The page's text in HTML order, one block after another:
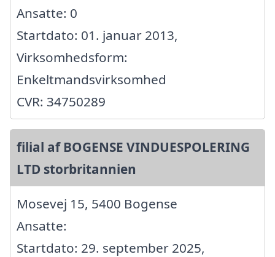
Ansatte: 0
Startdato: 01. januar 2013,
Virksomhedsform:
Enkeltmandsvirksomhed
CVR: 34750289
filial af BOGENSE VINDUESPOLERING
LTD storbritannien
Mosevej 15, 5400 Bogense
Ansatte:
Startdato: 29. september 2025,